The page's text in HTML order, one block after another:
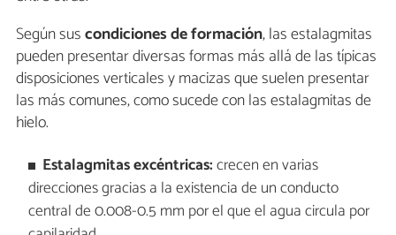
Según suscondiciones de formación, las estalagmitas
pueden presentar diversas formas más allá de las típicas
disposiciones verticales y macizas que suelen presentar
las más comunes, como sucede con las estalagmitas de
hielo.
Estalagmitas excéntricas:crecen en varias
direcciones gracias a la existencia de un conducto
central de 0.008-0.5 mm por el que el agua circula por